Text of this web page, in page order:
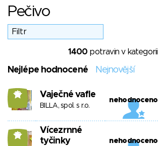
Pečivo
1400 potravin v kategorii
Nejlépe hodnocené Nejnovější
13 Vaječné vafle
BILLA, spol. s r.o.
nehodnoceno
13
Vícezrnné
tyčinky
nehodnoceno